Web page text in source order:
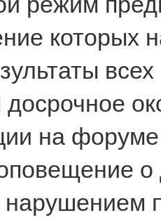
всех
досрочное
на
о